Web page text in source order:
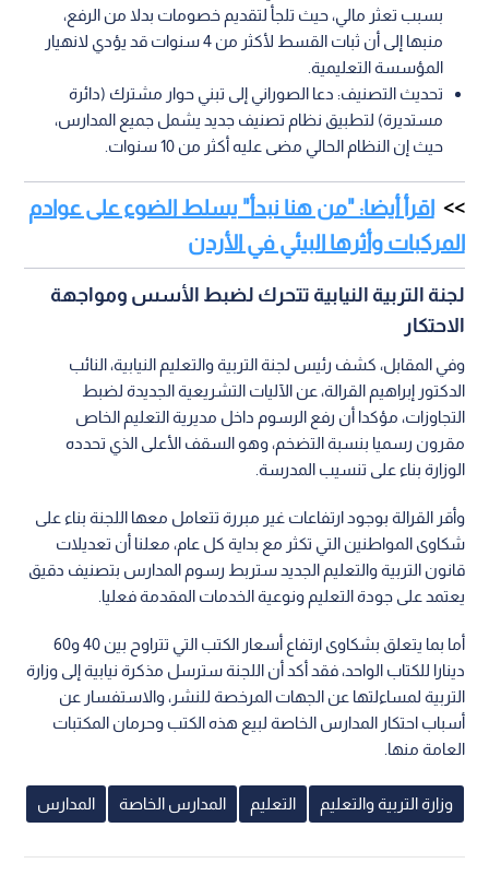
بسبب تعثر مالي، حيث تلجأ لتقديم خصومات بدلا من الرفع،
منبها إلى أن ثبات القسط لأكثر من 4 سنوات قد يؤدي لانهيار
المؤسسة التعليمية.
تحديث التصنيف: دعا الصوراني إلى تبني حوار مشترك (دائرة
مستديرة) لتطبيق نظام تصنيف جديد يشمل جميع المدارس،
حيث إن النظام الحالي مضى عليه أكثر من 10 سنوات.
اقرأ أيضا: "من هنا نبدأ" يسلط الضوء على عوادم
المركبات وأثرها البيئي في الأردن
لجنة التربية النيابية تتحرك لضبط الأسس ومواجهة
الاحتكار
وفي المقابل، كشف رئيس لجنة التربية والتعليم النيابية، النائب
الدكتور إبراهيم القرالة، عن الآليات التشريعية الجديدة لضبط
التجاوزات، مؤكدا أن رفع الرسوم داخل مديرية التعليم الخاص
مقرون رسميا بنسبة التضخم، وهو السقف الأعلى الذي تحدده
الوزارة بناء على تنسيب المدرسة.
وأقر القرالة بوجود ارتفاعات غير مبررة تتعامل معها اللجنة بناء على
شكاوى المواطنين التي تكثر مع بداية كل عام، معلنا أن تعديلات
قانون التربية والتعليم الجديد ستربط رسوم المدارس بتصنيف دقيق
يعتمد على جودة التعليم ونوعية الخدمات المقدمة فعليا.
أما بما يتعلق بشكاوى ارتفاع أسعار الكتب التي تتراوح بين 40 و60
دينارا للكتاب الواحد، فقد أكد أن اللجنة سترسل مذكرة نيابية إلى وزارة
التربية لمساءلتها عن الجهات المرخصة للنشر، والاستفسار عن
أسباب احتكار المدارس الخاصة لبيع هذه الكتب وحرمان المكتبات
العامة منها.
وزارة التربية والتعليم التعليم المدارس الخاصة المدارس